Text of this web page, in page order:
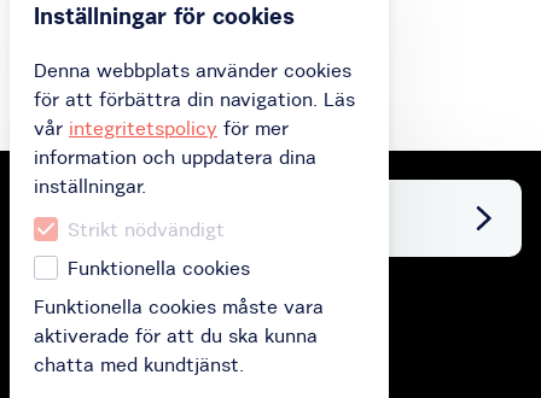
Facebook
Köp
Köp presentkort
Inställningar för cookies
Denna webbplats använder cookies
för att förbättra din navigation. Läs
vår integritetspolicy för mer
information och uppdatera dina
inställningar.
Strikt nödvändigt
Funktionella cookies
Funktionella cookies måste vara
aktiverade för att du ska kunna
chatta med kundtjänst.